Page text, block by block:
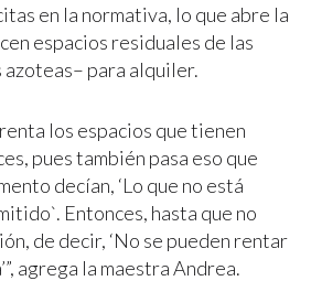
en la normativa, lo que abre la
espacios residuales de las
para alquiler.
los espacios que tienen
pues también pasa eso que
decían, ‘Lo que no está
Entonces, hasta que no
de decir, ‘No se pueden rentar
agrega la maestra Andrea.